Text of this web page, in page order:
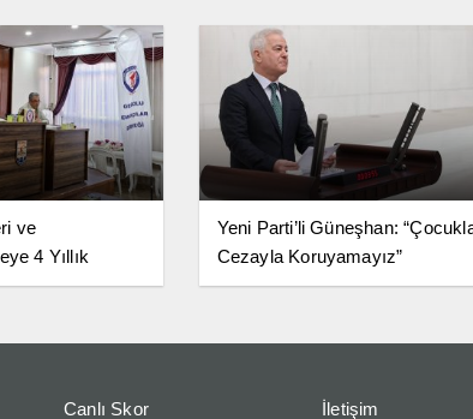
ve
4 Yıllık
Yeni Parti’li Güneşhan:
Cezayla Koruyamayız”
Canlı Skor İletişim